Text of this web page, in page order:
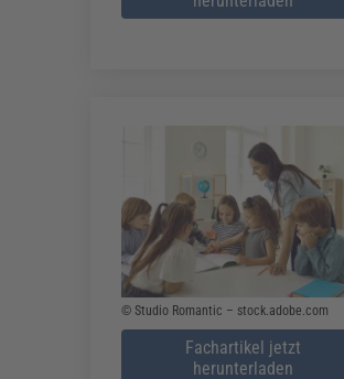
© Studio Romantic – stock.adobe.com
Fachartikel jetzt
herunterladen